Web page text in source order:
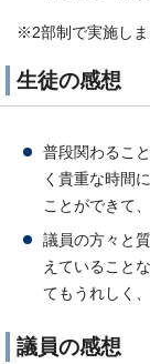
※2部制で実施しま
生徒の感想
普段関わるこ
く貴重な時間
ことができて
議員の方々と
えていること
てもうれしく
議員の感想